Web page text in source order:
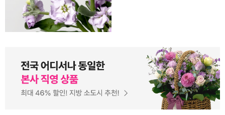
거나 지저분한 꽃이 아니니 오
해하지 말아주세요.